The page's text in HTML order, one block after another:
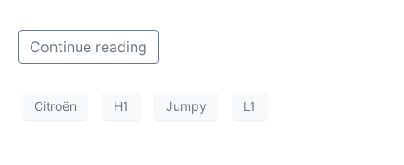
Continue reading
Citroën H1 Jumpy L1